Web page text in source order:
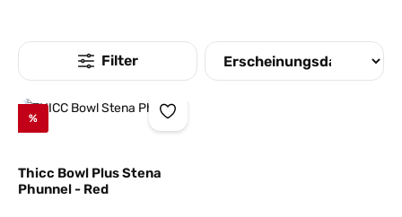
%
Thicc Bowl Plus Stena
Phunnel - Red